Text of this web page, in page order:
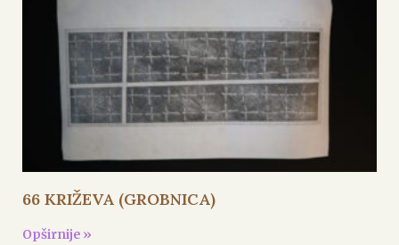
66 KRIŽEVA (GROBNICA)
Opširnije »